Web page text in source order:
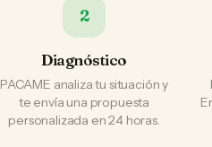
2
Diagnóstico
PACAME analiza tu situación y
te envía una propuesta
personalizada en 24 horas.